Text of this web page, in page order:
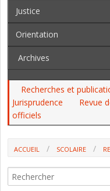
Justice
Orientation
Archives
Recherches et
Jurisprudence
Revue
officiels
ACCUEIL SCOLAIRE
NATIONALE ? (RFP)